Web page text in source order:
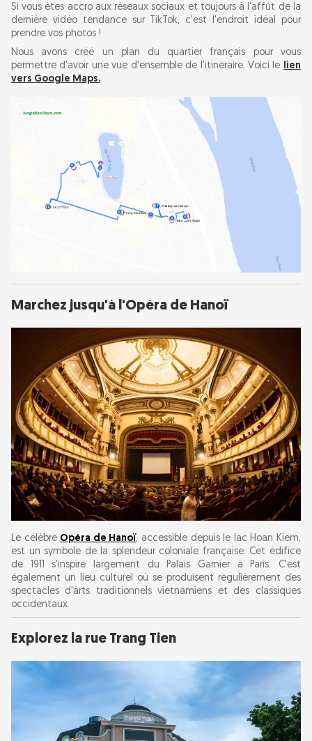
Si vous êtes accro aux réseaux sociaux et toujours à l'affût de la
dernière vidéo tendance sur TikTok, c'est l'endroit idéal pour
prendre vos photos !
Nous avons créé un plan du quartier français pour vous
permettre d'avoir une vue d'ensemble de l'itinéraire. Voici le lien
vers Google Maps.
Marchez jusqu'à l'Opéra de Hanoï
Le célèbre Opéra de Hanoï, accessible depuis le lac Hoan Kiem,
est un symbole de la splendeur coloniale française. Cet édifice
de 1911 s'inspire largement du Palais Garnier à Paris. C'est
également un lieu culturel où se produisent régulièrement des
spectacles d'arts traditionnels vietnamiens et des classiques
occidentaux.
Explorez la rue Trang Tien